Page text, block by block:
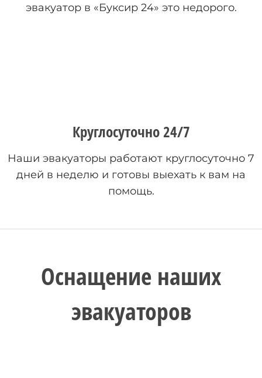
эвакуатор в «Буксир 24» это недорого.
Круглосуточно 24/7
Наши эвакуаторы работают круглосуточно 7
дней в неделю и готовы выехать к вам на
помощь.
Оснащение наших
эвакуаторов